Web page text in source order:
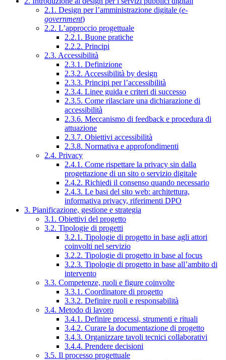
2.1. Design per l’amministrazione digitale (e-
government)
2.2. L’approccio progettuale
2.2.1. Buone pratiche
2.2.2. Principi
2.3. Accessibilità
2.3.1. Definizione
2.3.2. Accessibilità by design
2.3.3. Principi per l’accessibilità
2.3.4. Linee guida e criteri di successo
2.3.5. Come rilasciare una dichiarazione di
accessibilità
2.3.6. Meccanismo di feedback e procedura di
attuazione
2.3.7. Obiettivi accessibilità
2.3.8. Normativa e approfondimenti
2.4. Privacy
2.4.1. Come rispettare la privacy sin dalla
progettazione di un sito o servizio digitale
2.4.2. Richiedi il consenso quando necessario
2.4.3. Le basi del sito web: architettura,
informativa privacy, riferimenti DPO
3. Pianificazione, gestione e strategia
3.1. Obiettivi del progetto
3.2. Tipologie di progetti
3.2.1. Tipologie di progetto in base agli attori
coinvolti nel servizio
3.2.2. Tipologie di progetto in base al focus
3.2.3. Tipologie di progetto in base all’ambito di
intervento
3.3. Competenze, ruoli e figure coinvolte
3.3.1. Coordinatore di progetto
3.3.2. Definire ruoli e responsabilità
3.4. Metodo di lavoro
3.4.1. Definire processi, strumenti e rituali
3.4.2. Curare la documentazione di progetto
3.4.3. Organizzare tavoli tecnici collaborativi
3.4.4. Prendere decisioni
3.5. Il processo progettuale